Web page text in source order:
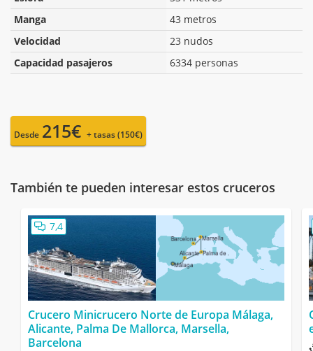
Manga
43 metros
Velocidad
23 nudos
Capacidad pasajeros
6334 personas
Desde 215€ + tasas (150€)
También te pueden interesar estos cruceros
7,4
Crucero Minicrucero Norte de Europa Málaga,
Alicante, Palma De Mallorca, Marsella,
Barcelona